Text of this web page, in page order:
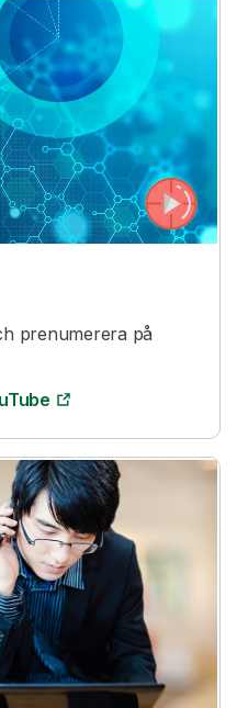
prenumerera på